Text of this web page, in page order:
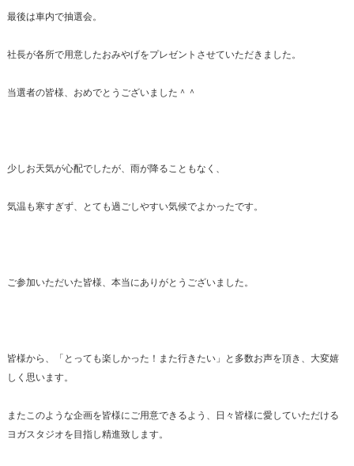
最後は車内で抽選会。
社長が各所で用意したおみやげをプレゼントさせていただきました。
当選者の皆様、おめでとうございました＾＾
少しお天気が心配でしたが、雨が降ることもなく、
気温も寒すぎず、とても過ごしやすい気候でよかったです。
ご参加いただいた皆様、本当にありがとうございました。
皆様から、「とっても楽しかった！また行きたい」と多数お声を頂き、大変嬉
しく思います。
またこのような企画を皆様にご用意できるよう、日々皆様に愛していただける
ヨガスタジオを目指し精進致します。